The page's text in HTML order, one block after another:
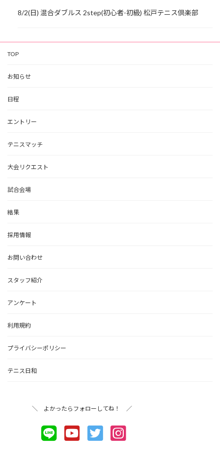
8/2(日) 混合ダブルス 2step(初心者-初級) 松戸テニス倶楽部
TOP
お知らせ
日程
エントリー
テニスマッチ
大会リクエスト
試合会場
結果
採用情報
お問い合わせ
スタッフ紹介
アンケート
利用規約
プライバシーポリシー
テニス日和
＼ よかったらフォローしてね！ ／